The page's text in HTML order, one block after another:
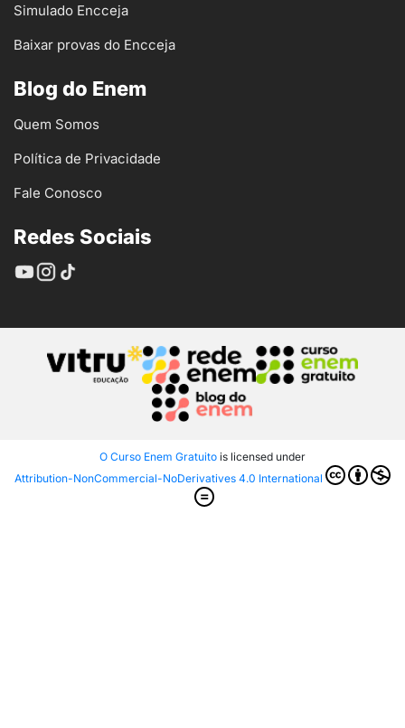
Simulado Encceja
Baixar provas do Encceja
Blog do Enem
Quem Somos
Política de Privacidade
Fale Conosco
Redes Sociais
O Curso Enem Gratuito is licensed under
Attribution-NonCommercial-NoDerivatives 4.0 International